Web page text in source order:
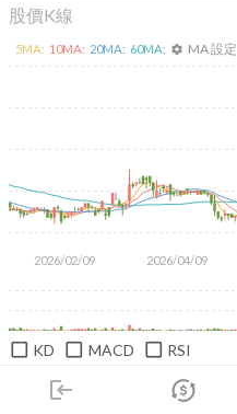
login
市場
股價K線
2026/02/09 2026/04/09
5MA: 10MA: 20MA: 60MA: settings MA 設定
KD MACD RSI